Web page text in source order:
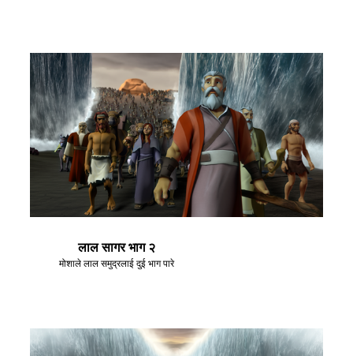
लाल सागर भाग २
मोशाले लाल समुद्रलाई दुई भाग पारे